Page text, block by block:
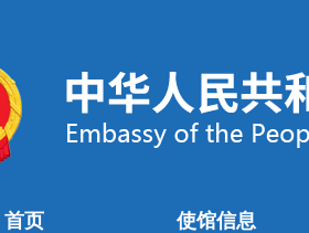
首页 使馆信息